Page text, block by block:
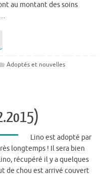
au montant des soins
Adoptés et nouvelles
Lino est adopté par
longtemps ! Il sera bien
récupéré il y a quelques
de chou est arrivé couvert